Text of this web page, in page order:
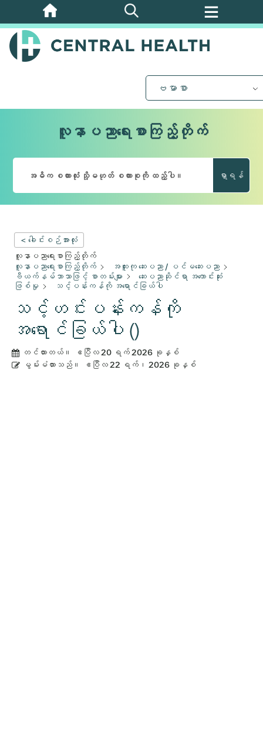
အဓိက
အကြောင်းအရာ
သို့
ဗမာစာ
လူနာပညာရေးစာကြည့်တိုက်
ရှာရန်
< ခေါင်းစဉ်အားလုံး
လူနာပညာရေးစာကြည့်တိုက်
လူနာပညာရေးစာကြည့်တိုက်
အထူးကု ဆေးပညာ / ပင်မဆေးပညာ
ဗီယက်နမ်ဘာသာဖြင့် စာတမ်းများ
ဆေးပညာဆိုင်ရာ အကောင်းဆုံး
ဖြစ်မှု
သင့်ပန်းကန်ကို အရောင်ခြယ်ပါ
သင့်ဟင်းပန်းကန်ကို
အရောင်ခြယ်ပါ ()
တင်ထားတယ်။
ဧပြီလ 20 ရက် 2026 ခုနှစ်
မွမ်းမံထားသည်။
ဧပြီလ 22 ရက်၊ 2026 ခုနှစ်